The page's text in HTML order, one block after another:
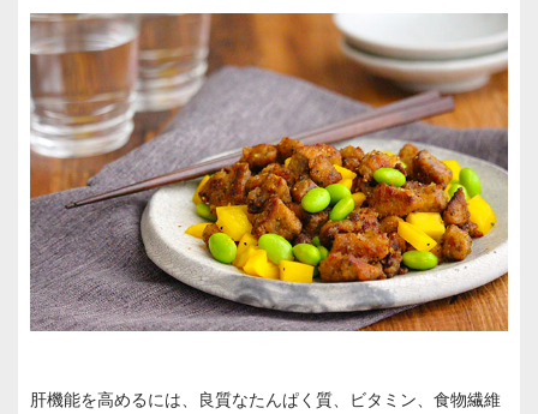
肝機能を高めるには、良質なたんぱく質、ビタミン、食物繊維